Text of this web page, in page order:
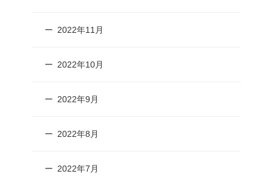
2022年11月
2022年10月
2022年9月
2022年8月
2022年7月